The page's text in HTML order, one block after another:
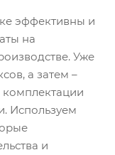
эффективны и
на
Уже
а затем –
Используем
и